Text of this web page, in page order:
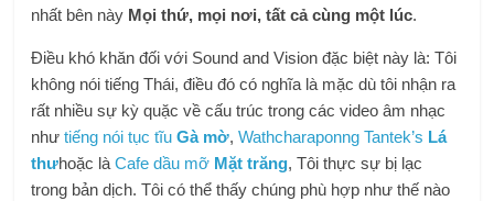
nhất bên này Mọi thứ, mọi nơi, tất cả cùng một lúc.
Điều khó khăn đối với Sound and Vision đặc biệt này là: Tôi
không nói tiếng Thái, điều đó có nghĩa là mặc dù tôi nhận ra
rất nhiều sự kỳ quặc về cấu trúc trong các video âm nhạc
nhưtiếng nói tục tĩuGà mờ,Wathcharaponng Tantek’s Lá
thưhoặc làCafe dầu mỡ Mặt trăng, Tôi thực sự bị lạc
trong bản dịch. Tôi có thể thấy chúng phù hợp như thế nào